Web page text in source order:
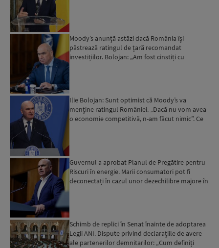
Moody’s anunță astăzi dacă România își
păstrează ratingul de țară recomandat
investițiilor. Bolojan: „Am fost cinstiți cu
Ilie Bolojan: Sunt optimist că Moody’s va
menține ratingul României. „Dacă nu vom avea
o economie competitivă, n-am făcut nimic”. Ce
Guvernul a aprobat Planul de Pregătire pentru
Riscuri în energie. Marii consumatori pot fi
deconectați în cazul unor dezechilibre majore în
Schimb de replici în Senat înainte de adoptarea
Legii ANI. Dispute privind declarațiile de avere
ale partenerilor demnitarilor: „Cum definiți